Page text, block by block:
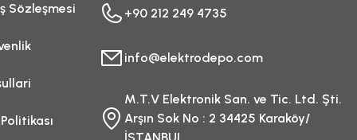
Sözleşmesi +90 212 249 4735
info@elektrodepo.com
M.T.V Elektronik San. ve Tic. Ltd. Şti.
Arşın Sok No : 2 34425 Karaköy/